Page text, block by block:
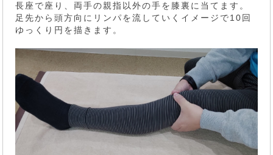
長座で座り、両手の親指以外の手を膝裏に当てます。
足先から頭方向にリンパを流していくイメージで10回
ゆっくり円を描きます。